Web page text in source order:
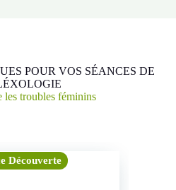
POUR VOS SÉANCES DE
les troubles féminins
Découverte